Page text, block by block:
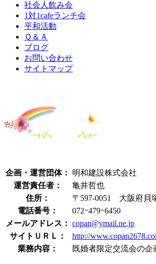
社会人飲み会
1対1cafeランチ会
平和活動
Ｑ＆Ａ
ブログ
お問い合わせ
サイトマップ
企画・運営団体：
明和建設株式会社
運営責任者：
亀井哲也
住所：
〒597-0051 大阪府貝
電話番号：
072ｰ479ｰ6450
メールアドレス： copan@ymail.ne.jp
サイトＵＲＬ：
http://
業務内容：
既婚者限定交流会の企